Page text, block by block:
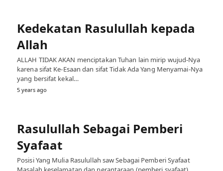
Kedekatan Rasulullah kepada
Allah
ALLAH TIDAK AKAN menciptakan Tuhan lain mirip wujud-Nya
karena sifat Ke-Esaan dan sifat Tidak Ada Yang Menyamai-Nya
yang bersifat kekal…
5 years ago
Rasulullah Sebagai Pemberi
Syafaat
Posisi Yang Mulia Rasulullah saw Sebagai Pemberi Syafaat